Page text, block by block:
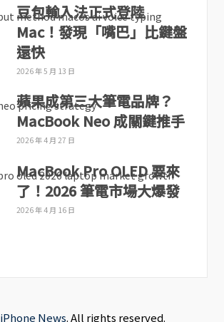
豆包輸入法正式登陸
Mac！發現「嘴巴」比鍵盤
還快
2026 年 5 月 13 日
蘋果成第三大筆電品牌？
MacBook Neo 成關鍵推手
2026 年 4 月 27 日
MacBook Pro OLED 要來
了！2026 筆電市場大爆發
2026 年 4 月 16 日
iPhone News. All rights reserved.